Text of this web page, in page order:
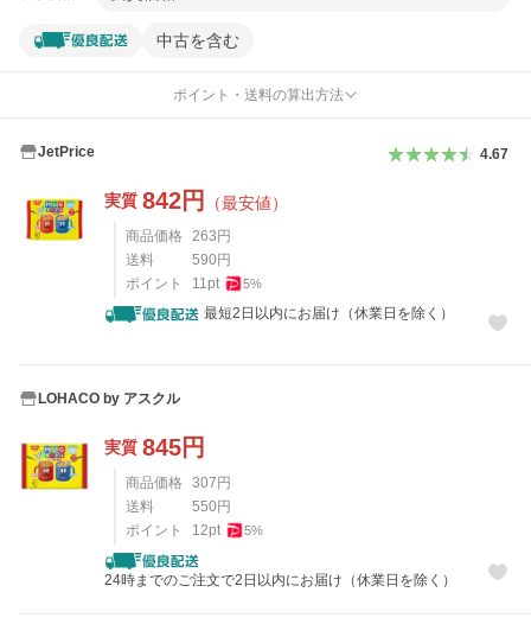
中古を含む
ポイント・送料の算出方法
JetPrice 4.67
実質 842円 （最安値）
商品価格 263 円
送料
590 円
ポイント
11pt 5%
最短2日以内にお届け（休業日を除く）
LOHACO by アスクル
実質 845円
商品価格 307 円
送料
550 円
ポイント
12pt 5%
24時までのご注文で2日以内にお届け（休業日を除く）